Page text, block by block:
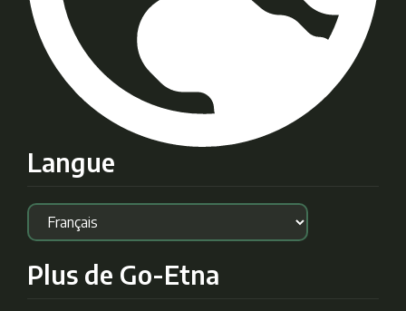
Langue
Plus de Go-Etna